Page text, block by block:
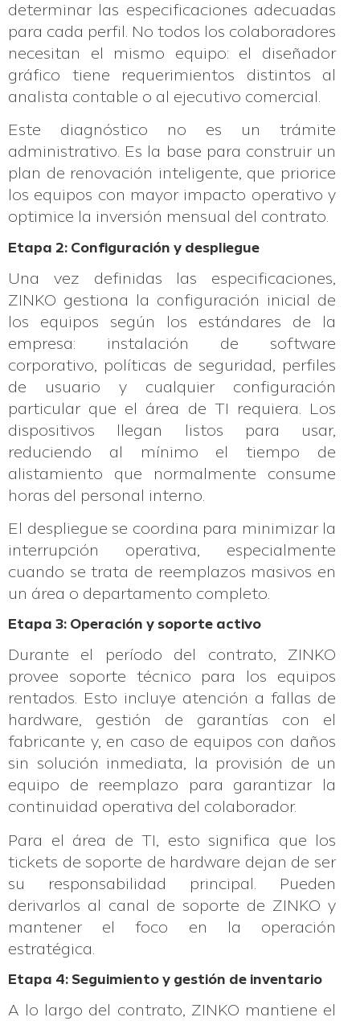
determinar las especificaciones adecuadas
para cada perfil. No todos los colaboradores
necesitan el mismo equipo: el diseñador
gráfico tiene requerimientos distintos al
analista contable o al ejecutivo comercial.
Este diagnóstico no es un trámite
administrativo. Es la base para construir un
plan de renovación inteligente, que priorice
los equipos con mayor impacto operativo y
optimice la inversión mensual del contrato.
Etapa 2: Configuración y despliegue
Una vez definidas las especificaciones,
ZINKO gestiona la configuración inicial de
los equipos según los estándares de la
empresa: instalación de software
corporativo, políticas de seguridad, perfiles
de usuario y cualquier configuración
particular que el área de TI requiera. Los
dispositivos llegan listos para usar,
reduciendo al mínimo el tiempo de
alistamiento que normalmente consume
horas del personal interno.
El despliegue se coordina para minimizar la
interrupción operativa, especialmente
cuando se trata de reemplazos masivos en
un área o departamento completo.
Etapa 3: Operación y soporte activo
Durante el período del contrato, ZINKO
provee soporte técnico para los equipos
rentados. Esto incluye atención a fallas de
hardware, gestión de garantías con el
fabricante y, en caso de equipos con daños
sin solución inmediata, la provisión de un
equipo de reemplazo para garantizar la
continuidad operativa del colaborador.
Para el área de TI, esto significa que los
tickets de soporte de hardware dejan de ser
su responsabilidad principal. Pueden
derivarlos al canal de soporte de ZINKO y
mantener el foco en la operación
estratégica.
Etapa 4: Seguimiento y gestión de inventario
A lo largo del contrato, ZINKO mantiene el